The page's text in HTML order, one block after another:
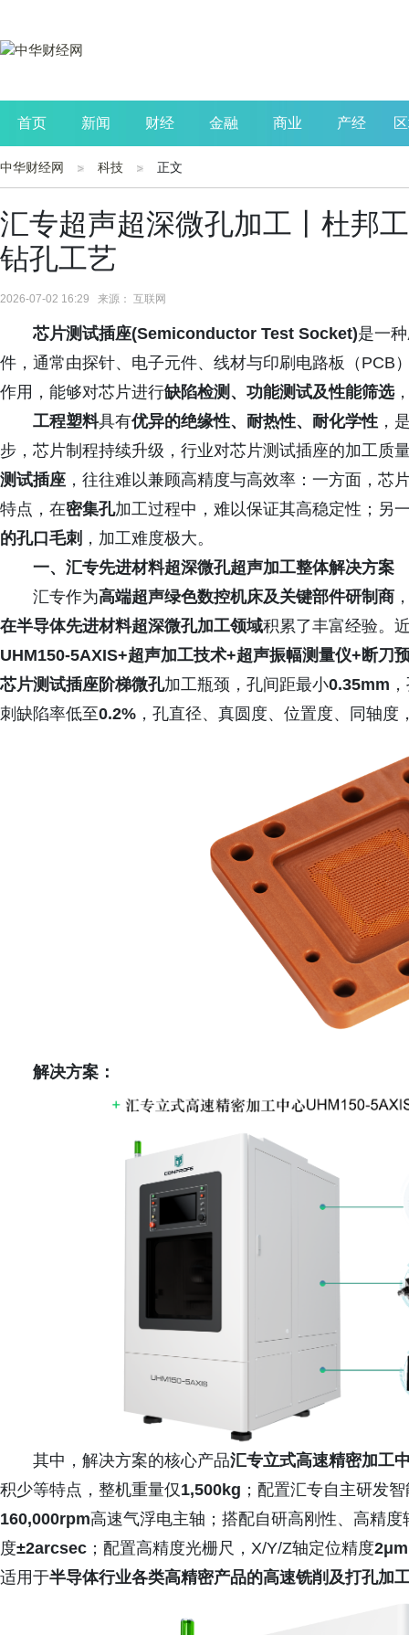
首页 新闻 财经 金融 商业 产经
公司 生活 读书
中华财经网 科技 正文
汇专超声超深微孔加工丨杜邦
钻孔工艺
2026-07-02 16:29 来源： 互联网
芯片测试插座(Semiconductor Test Socket)是一
件，通常由探针、电子元件、线材与印刷电路板（PCB
作用，能够对芯片进行缺陷检测、功能测试及性能筛选
工程塑料具有优异的绝缘性、耐热性、耐化学性 ，
步，芯片制程持续升级，行业对芯片测试插座的加工质
测试插座 ，往往难以兼顾高精度与高效率：一方面，芯
特点，在密集孔加工过程中，难以保证其高稳定性；另
的孔口毛刺 ，加工难度极大。
一、汇专先进材料超深微孔超声加工整体解决方案
汇专作为高端超声绿色数控机床及关键部件研制商
在半导体先进材料超深微孔加工领域积累了丰富经验。
UHM150-5AXIS+超声加工技术+超声振幅测量仪+断刀
芯片测试插座阶梯微孔加工瓶颈，孔间距最小0.35mm
刺缺陷率低至0.2% ，孔直径、真圆度、位置度、同轴
解决方案：
其中，解决方案的核心产品汇专立式高速精密加工
积少等特点，整机重量仅1,500kg ；配置汇专自主研发
160,000rpm高速气浮电主轴；搭配自研高刚性、高精
度±2arcsec ；配置高精度光栅尺，X/Y/Z轴定位精度2μm
适用于半导体行业各类高精密产品的高速铣削及打孔加